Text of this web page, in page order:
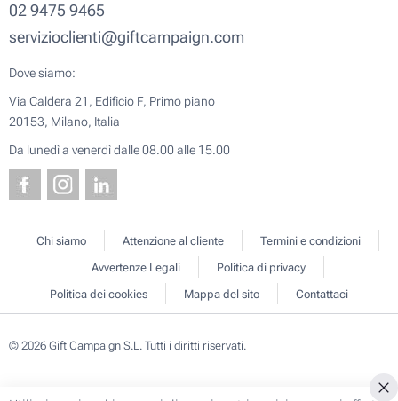
02 9475 9465
servizioclienti@giftcampaign.com
Dove siamo:
Via Caldera 21, Edificio F, Primo piano
20153, Milano, Italia
Da lunedì a venerdì dalle 08.00 alle 15.00
Chi siamo Attenzione al cliente
Termini e condizioni
Avvertenze Legali
Politica di privacy
Politica dei cookies
Mappa del sito Contattaci
© 2026 Gift Campaign S.L. Tutti i diritti riservati.